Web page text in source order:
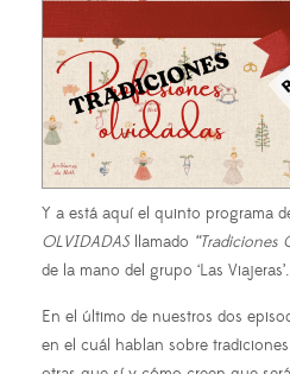
Y a está aquí el quinto programa
OLVIDADAS llamado “Tradiciones
de la mano del grupo ‘Las Viajeras’.
En el último de nuestros dos
en el cuál hablan sobre